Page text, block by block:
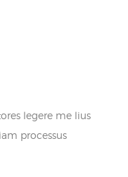
legere me lius
processus